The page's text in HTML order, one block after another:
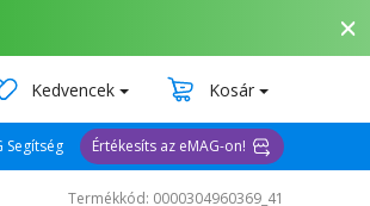
Kedvencek Kosár
Segítség Értékesíts az eMAG-on!
Termékkód: 0000304960369_41